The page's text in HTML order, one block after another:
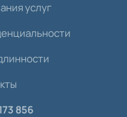
услуг
856